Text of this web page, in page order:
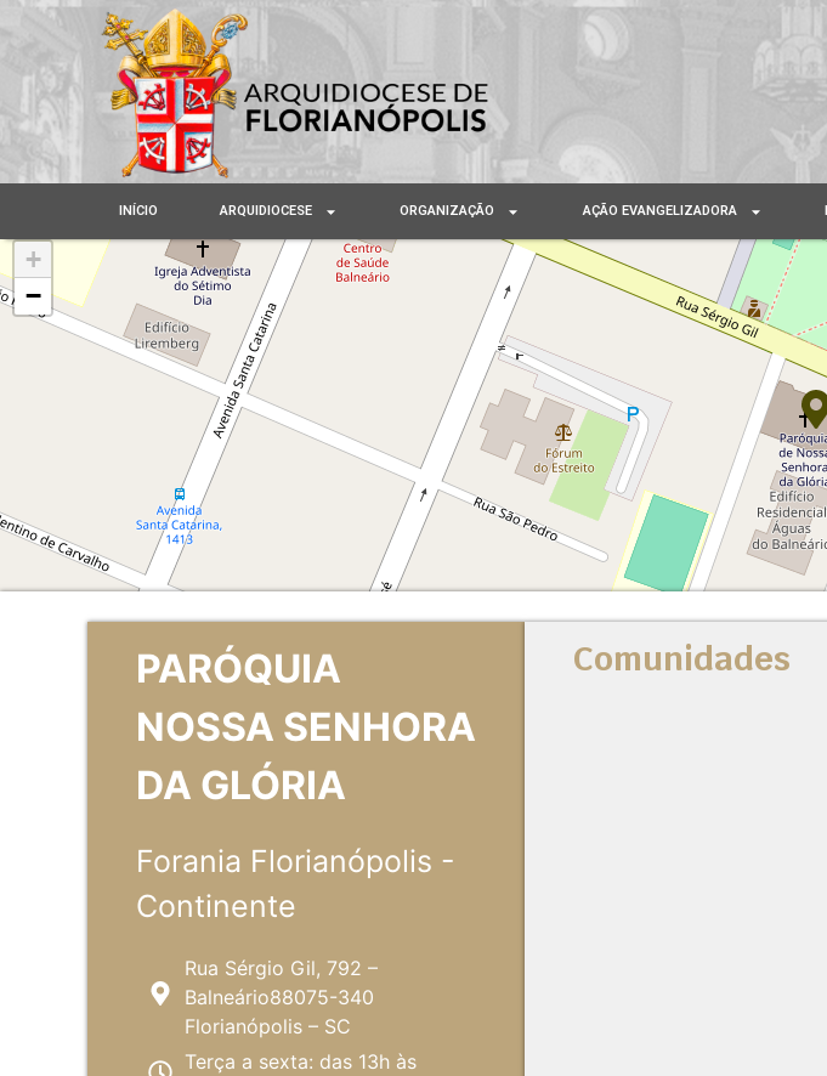
INÍCIO ARQUIDIOCESE ORGANIZAÇÃO AÇÃO EVANGELIZADORA
+
−
PARÓQUIA
NOSSA SENHORA
DA GLÓRIA
Forania Florianópolis -
Continente
Rua Sérgio Gil, 792 –
Balneário88075-340
Florianópolis – SC
Terça a sexta: das 13h às
Comunidades